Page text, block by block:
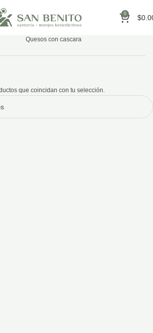
0 $
Quesos con cascara
que coincidan con tu selección.